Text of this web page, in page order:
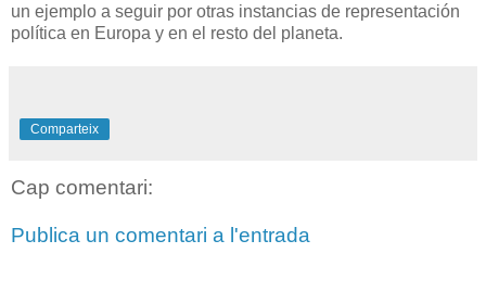
un ejemplo a seguir por otras instancias de representación
política en Europa y en el resto del planeta.
Comparteix
Cap comentari:
Publica un comentari a l'entrada